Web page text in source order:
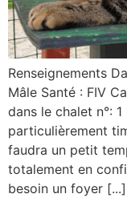
Renseignements
Mâle Santé : FIV
dans le chalet n°:
particulièrement
faudra un petit
totalement en
besoin un foyer [...]